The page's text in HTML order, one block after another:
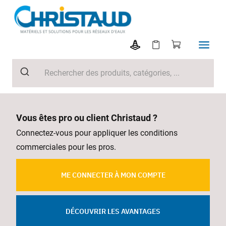
Vous êtes pro ou client Christaud ?
Connectez-vous pour appliquer les conditions
commerciales pour les pros.
ME CONNECTER À MON COMPTE
DÉCOUVRIR LES AVANTAGES